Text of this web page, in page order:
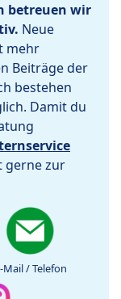
betreuen wir
Neue
mehr
Beiträge der
bestehen
Damit du
gerne zur
Mail / Telefon